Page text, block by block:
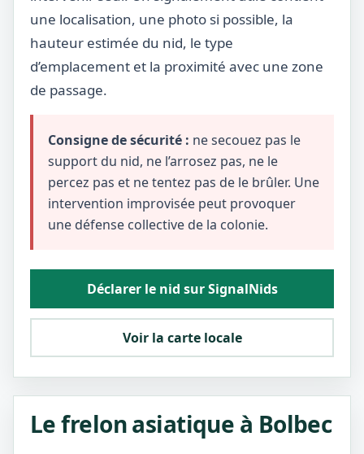
une localisation, une photo si possible, la
hauteur estimée du nid, le type
d’emplacement et la proximité avec une zone
de passage.
Consigne de sécurité : ne secouez pas le
support du nid, ne l’arrosez pas, ne le
percez pas et ne tentez pas de le brûler. Une
intervention improvisée peut provoquer
une défense collective de la colonie.
Déclarer le nid sur SignalNids
Voir la carte locale
Le frelon asiatique à Bolbec